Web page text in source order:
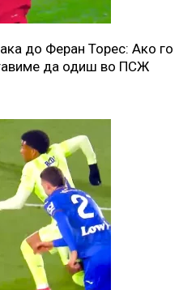
до Феран Торес: Ако го
да одиш во ПСЖ